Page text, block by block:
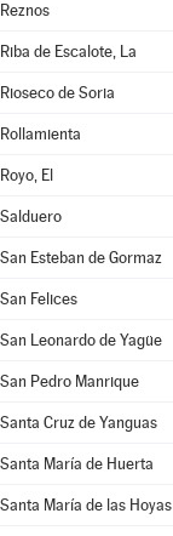
Reznos
Riba de Escalote, La
Rioseco de Soria
Rollamienta
Royo, El
Salduero
San Esteban de Gormaz
San Felices
San Leonardo de Yagüe
San Pedro Manrique
Santa Cruz de Yanguas
Santa María de Huerta
Santa María de las Hoyas